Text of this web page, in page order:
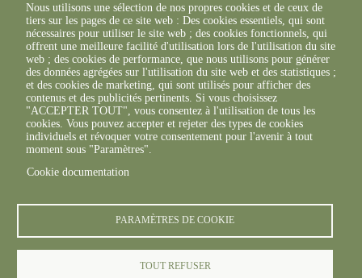
2 Allée Du Lazio
69800 SAINT-PRIEST
+33(0)4 37 43 40 70
footer6content
Nous utilisons une sélection de nos propres cookies et de ceux de
tiers sur les pages de ce site web : Des cookies essentiels, qui sont
nécessaires pour utiliser le site web ; des cookies fonctionnels, qui
offrent une meilleure facilité d'utilisation lors de l'utilisation du site
web ; des cookies de performance, que nous utilisons pour générer
des données agrégées sur l'utilisation du site web et des statistiques ;
et des cookies de marketing, qui sont utilisés pour afficher des
contenus et des publicités pertinents. Si vous choisissez
"ACCEPTER TOUT", vous consentez à l'utilisation de tous les
cookies. Vous pouvez accepter et rejeter des types de cookies
individuels et révoquer votre consentement pour l'avenir à tout
moment sous "Paramètres".
Cookie documentation
PARAMÈTRES DE COOKIE
TOUT REFUSER